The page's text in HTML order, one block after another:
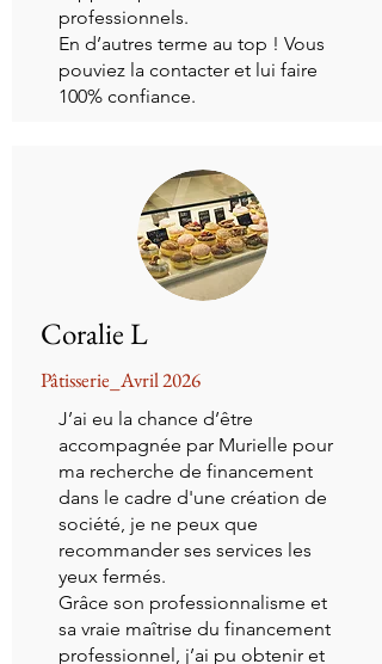
professionnels.
En d’autres terme au top ! Vous
pouviez la contacter et lui faire
100% confiance.
Coralie L
Pâtisserie_Avril 2026
J’ai eu la chance d’être
accompagnée par Murielle pour
ma recherche de financement
dans le cadre d'une création de
société, je ne peux que
recommander ses services les
yeux fermés.
Grâce son professionnalisme et
sa vraie maîtrise du financement
professionnel, j’ai pu obtenir et